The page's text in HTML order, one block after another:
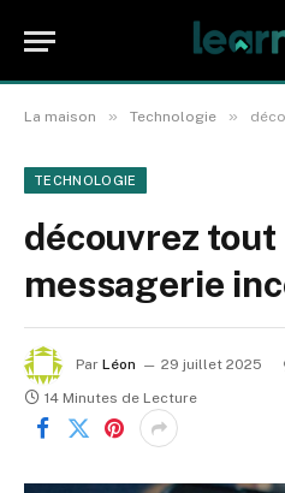
La maison » Technologie »
TECHNOLOGIE
découvrez
messagerie
Par Léon 29 juillet 2025
14 Minutes de Lecture